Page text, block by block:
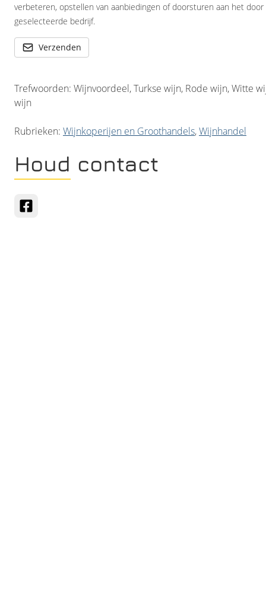
verbeteren, opstellen van aanbiedingen of doorsturen aan het door
geselecteerde bedrijf.
Verzenden
Trefwoorden: Wijnvoordeel, Turkse wijn, Rode wijn, Witte
wijn
Rubrieken: Wijnkoperijen en Groothandels,Wijnhandel
Houd contact